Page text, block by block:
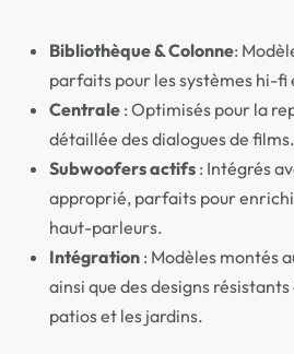
Bibliothèque& Colonne:
parfaits pour les systèmes hi-
Centrale : Optimisés pour la
détaillée des dialogues de films.
Subwoofers actifs : Intégrés
approprié, parfaits pour
haut-parleurs.
Intégration : Modèles montés
ainsi que des designs
patios et les jardins.